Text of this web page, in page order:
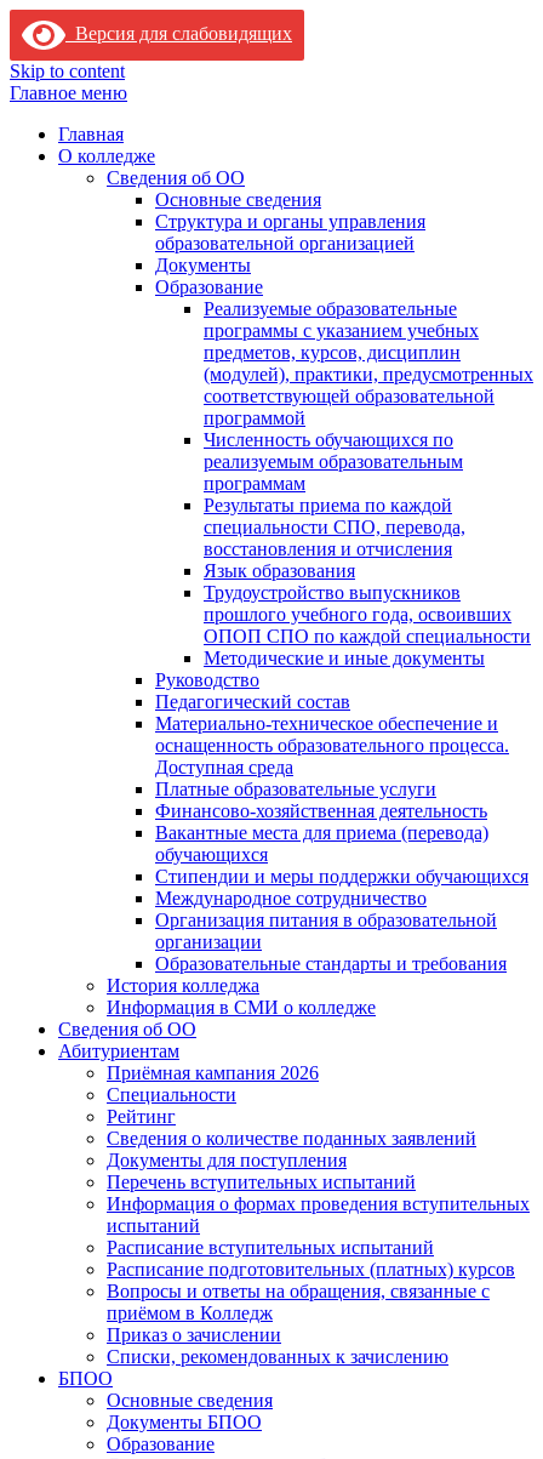
Версия для слабовидящих
Skip to content
Главное меню
Главная
О колледже
Сведения об ОО
Основные сведения
Структура и органы управления
образовательной организацией
Документы
Образование
Реализуемые образовательные
программы с указанием учебных
предметов, курсов, дисциплин
(модулей), практики, предусмотренных
соответствующей образовательной
программой
Численность обучающихся по
реализуемым образовательным
программам
Результаты приема по каждой
специальности СПО, перевода,
восстановления и отчисления
Язык образования
Трудоустройство выпускников
прошлого учебного года, освоивших
ОПОП СПО по каждой специальности
Методические и иные документы
Руководство
Педагогический состав
Материально-техническое обеспечение и
оснащенность образовательного процесса.
Доступная среда
Платные образовательные услуги
Финансово-хозяйственная деятельность
Вакантные места для приема (перевода)
обучающихся
Стипендии и меры поддержки обучающихся
Международное сотрудничество
Организация питания в образовательной
организации
Образовательные стандарты и требования
История колледжа
Информация в СМИ о колледже
Сведения об ОО
Абитуриентам
Приёмная кампания 2026
Специальности
Рейтинг
Сведения о количестве поданных заявлений
Документы для поступления
Перечень вступительных испытаний
Информация о формах проведения вступительных
испытаний
Расписание вступительных испытаний
Расписание подготовительных (платных) курсов
Вопросы и ответы на обращения, связанные с
приёмом в Колледж
Приказ о зачислении
Списки, рекомендованных к зачислению
БПОО
Основные сведения
Документы БПОО
Образование